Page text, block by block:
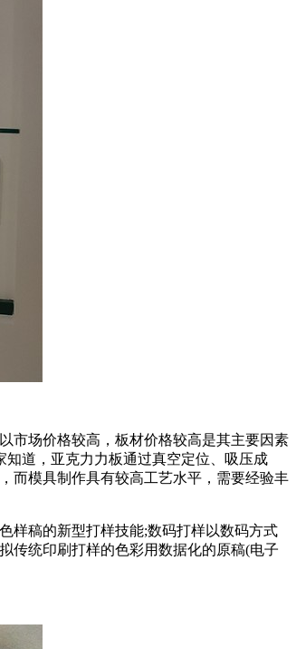
市场价格较高，板材价格较高是其主要因素
道，亚克力力板通过真空定位、吸压成
而模具制作具有较高工艺水平，需要经验丰
样稿的新型打样技能;数码打样以数码方式
传统印刷打样的色彩用数据化的原稿(电子